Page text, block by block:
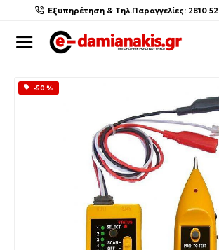
Εξυπηρέτηση & Τηλ.Παραγγελίες: 2810
-50 %